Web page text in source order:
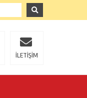
İLETİŞİM